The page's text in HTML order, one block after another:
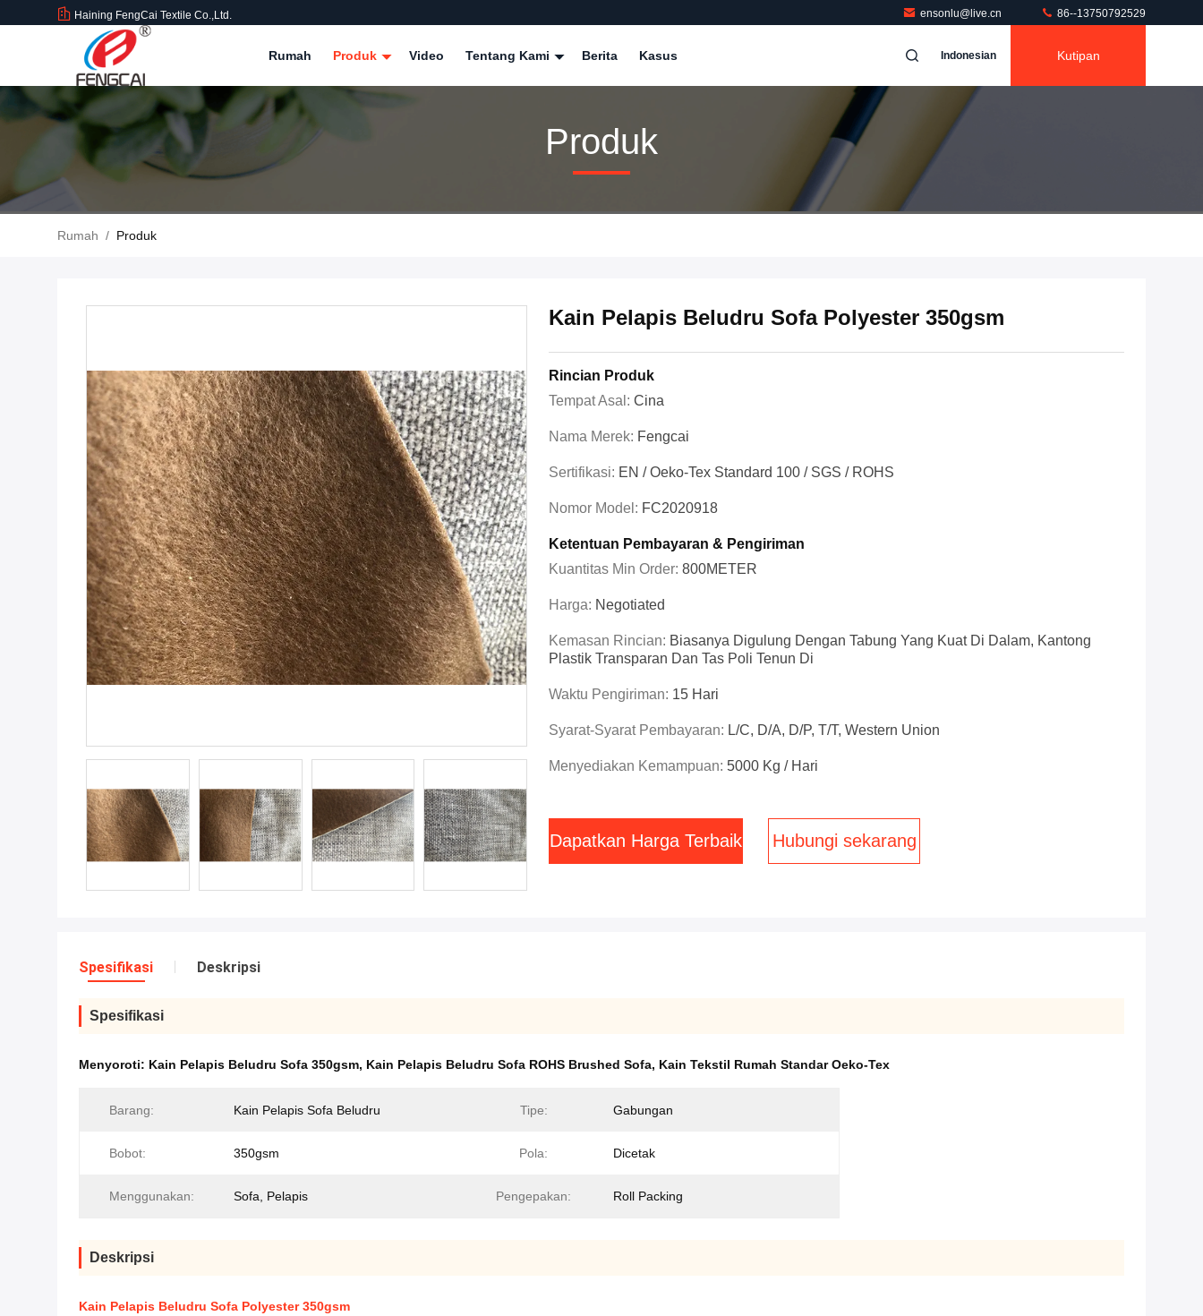
Haining FengCai Textile Co.,Ltd. ensonlu@live.cn 86--13750792529
Rumah Produk Video Tentang Kami Berita Kasus Indonesian Kutipan
Produk
Rumah / Produk
Kain Pelapis Beludru Sofa Polyester 350gsm
Rincian Produk
Tempat Asal: Cina
Nama Merek: Fengcai
Sertifikasi: EN / Oeko-Tex Standard 100 / SGS / ROHS
Nomor Model: FC2020918
Ketentuan Pembayaran & Pengiriman
Kuantitas Min Order: 800METER
Harga: Negotiated
Kemasan Rincian: Biasanya Digulung Dengan Tabung Yang Kuat Di Dalam, Kantong
Plastik Transparan Dan Tas Poli Tenun Di
Waktu Pengiriman: 15 Hari
Syarat-Syarat Pembayaran: L/C, D/A, D/P, T/T, Western Union
Menyediakan Kemampuan: 5000 Kg / Hari
Dapatkan Harga Terbaik Hubungi sekarang
Spesifikasi Deskripsi
Spesifikasi
Menyoroti: Kain Pelapis Beludru Sofa 350gsm, Kain Pelapis Beludru Sofa ROHS Brushed Sofa, Kain Tekstil Rumah Standar Oeko-Tex
Barang: Kain Pelapis Sofa Beludru Tipe: Gabungan
Bobot: 350gsm Pola: Dicetak
Menggunakan: Sofa, Pelapis Pengepakan: Roll Packing
Deskripsi
Kain Pelapis Beludru Sofa Polyester 350gsm